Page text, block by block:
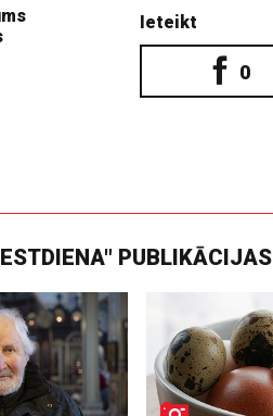
Ieteikt
0
PUBLIKĀCIJAS